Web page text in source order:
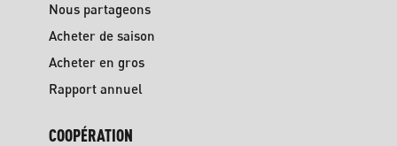
Nous partageons
Acheter de saison
Acheter en gros
Rapport annuel
COOPÉRATION